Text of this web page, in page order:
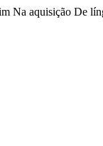
Na aquisição De